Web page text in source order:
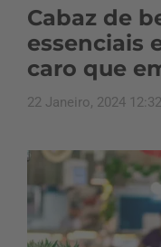
Cabaz de
essenciais
caro que
22 Janeiro, 2024 12:32